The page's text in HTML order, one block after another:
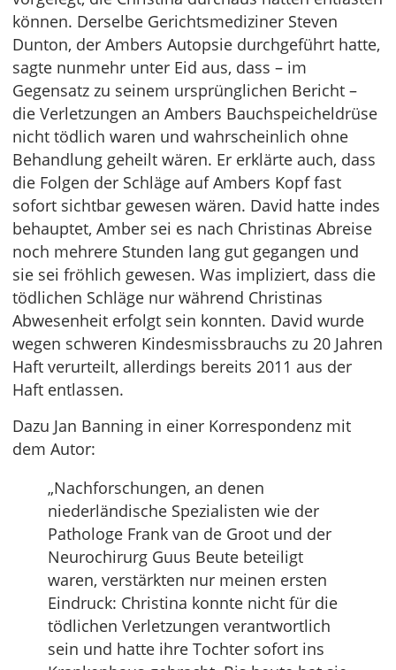
können. Derselbe Gerichtsmediziner Steven
Dunton, der Ambers Autopsie durchgeführt hatte,
sagte nunmehr unter Eid aus, dass – im
Gegensatz zu seinem ursprünglichen Bericht –
die Verletzungen an Ambers Bauchspeicheldrüse
nicht tödlich waren und wahrscheinlich ohne
Behandlung geheilt wären. Er erklärte auch, dass
die Folgen der Schläge auf Ambers Kopf fast
sofort sichtbar gewesen wären. David hatte indes
behauptet, Amber sei es nach Christinas Abreise
noch mehrere Stunden lang gut gegangen und
sie sei fröhlich gewesen. Was impliziert, dass die
tödlichen Schläge nur während Christinas
Abwesenheit erfolgt sein konnten. David wurde
wegen schweren Kindesmissbrauchs zu 20 Jahren
Haft verurteilt, allerdings bereits 2011 aus der
Haft entlassen.
Dazu Jan Banning in einer Korrespondenz mit
dem Autor:
„Nachforschungen, an denen
niederländische Spezialisten wie der
Pathologe Frank van de Groot und der
Neurochirurg Guus Beute beteiligt
waren, verstärkten nur meinen ersten
Eindruck: Christina konnte nicht für die
tödlichen Verletzungen verantwortlich
sein und hatte ihre Tochter sofort ins